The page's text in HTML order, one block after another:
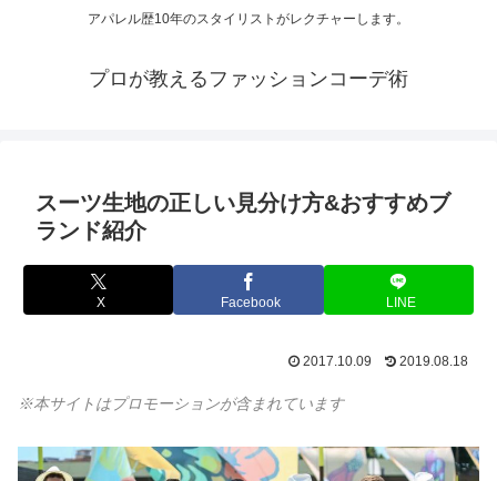
アパレル歴10年のスタイリストがレクチャーします。
プロが教えるファッションコーデ術
スーツ生地の正しい見分け方&おすすめブ
ランド紹介
X Facebook LINE
2017.10.09 2019.08.18
※本サイトはプロモーションが含まれています